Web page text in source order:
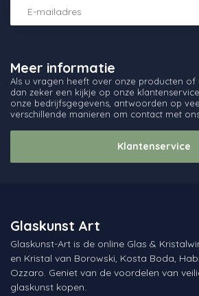
Meer informatie
Als u vragen heeft over onze producten of
dan zeker een kijkje op onze
onze bedrijfsgegevens, antwoorden op
verschillende manieren om contact met
Klantenservice
Glaskunst Art
Glaskunst-Art is de online Glas &
en Kristal van Borowski, Kosta Boda,
Ozzaro. Geniet van de voordelen van
glaskunst kopen.